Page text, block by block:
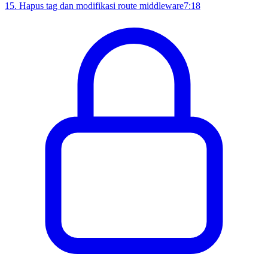
15. Hapus tag dan modifikasi route middleware7:18